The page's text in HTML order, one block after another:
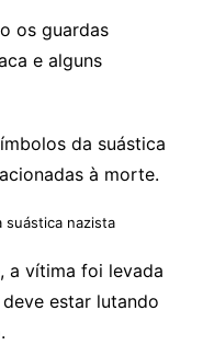
os guardas
e alguns
da suástica
à morte.
suástica nazista
a vítima foi levada
estar lutando